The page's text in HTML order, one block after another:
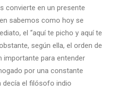
convierte en un presente
sabemos como hoy se
el “aquí te picho y aquí te
según ella, el orden de
para entender
por una constante
decía el filósofo indio